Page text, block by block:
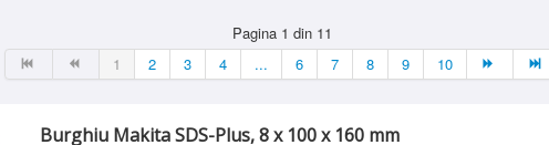
Pagina 1 din 11
1
2 3 4 ... 6 7 8 9 10
Burghiu Makita SDS-Plus, 8 x 100 x 160 mm